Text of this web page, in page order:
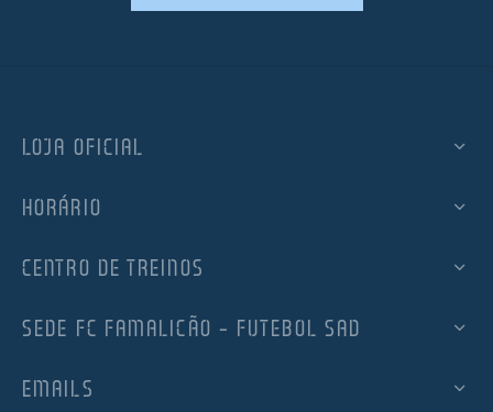
LOJA OFICIAL
HORÁRIO
CENTRO DE TREINOS
SEDE FC FAMALICÃO – FUTEBOL SAD
EMAILS